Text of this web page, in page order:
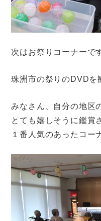
次はお祭りコーナーで
珠洲市の祭りのDVDを
みなさん、自分の地区
とても嬉しそうに鑑賞
１番人気のあったコー